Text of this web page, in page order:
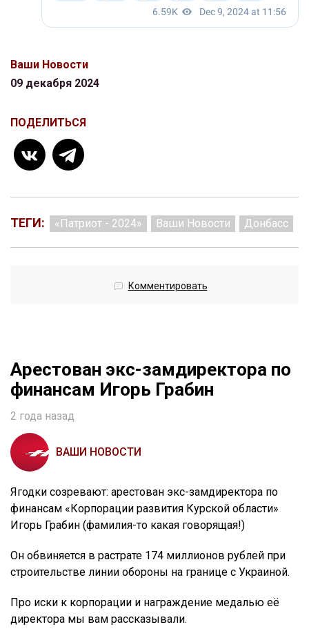
Ваши Новости
09 декабря 2024
ПОДЕЛИТЬСЯ
ТЕГИ: «Патриот - 2024» Ваши Новости Донбасс
Комментировать
Арестован экс-замдиректора по
финансам Игорь Грабин
2 года назад
ВАШИ НОВОСТИ
Ягодки созревают: арестован экс-замдиректора по
финансам «Корпорации развития Курской области»
Игорь Грабин (фамилия-то какая говорящая!)
Он обвиняется в растрате 174 миллионов рублей при
строительстве линии обороны на границе с Украиной.
Про иски к корпорации и награждение медалью её
директора мы вам рассказывали.